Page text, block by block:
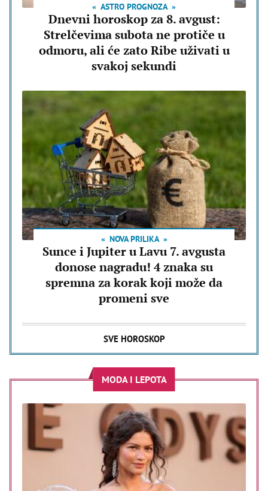
ASTRO PROGNOZA
Dnevni horoskop za 8. avgust:
Strelčevima subota ne protiče u
odmoru, ali će zato Ribe uživati u
svakoj sekundi
NOVA PRILIKA
Sunce i Jupiter u Lavu 7. avgusta
donose nagradu! 4 znaka su
spremna za korak koji može da
promeni sve
SVE HOROSKOP
MODA I LEPOTA